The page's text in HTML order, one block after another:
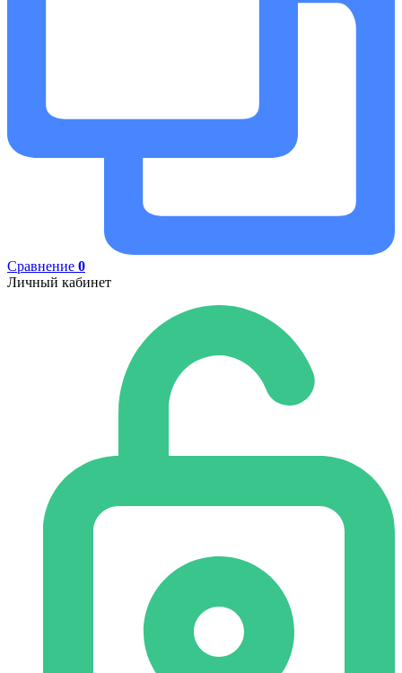
Сравнение 0
Личный кабинет